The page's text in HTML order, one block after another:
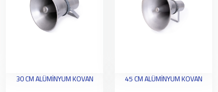
30 CM ALÜMİNYUM KOVAN 45 CM ALÜMİNYUM KOVAN